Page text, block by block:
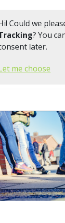
Could we
? You
later.
me choose